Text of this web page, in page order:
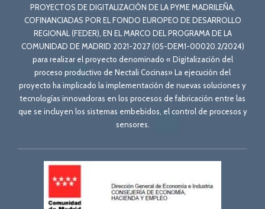
PROYECTOS DE DIGITALIZACIÓN DE LA PYME MADRILEÑA,
COFINANCIADAS POR EL FONDO EUROPEO DE DESARROLLO
REGIONAL (FEDER), EN EL MARCO DEL PROGRAMA DE LA
COMUNIDAD DE MADRID 2021-2027 (05-DEM1-00020.2/2024)
para realizar el proyecto denominado « Digitalización del
proceso productivo de Nectali Cocinas» La ejecución del
proyecto ha implicado la implementación de nuevas soluciones y
tecnologías innovadoras en los procesos de fabricación entre las
que se incluyen los sistemas embebidos, el control de procesos y
sensores.